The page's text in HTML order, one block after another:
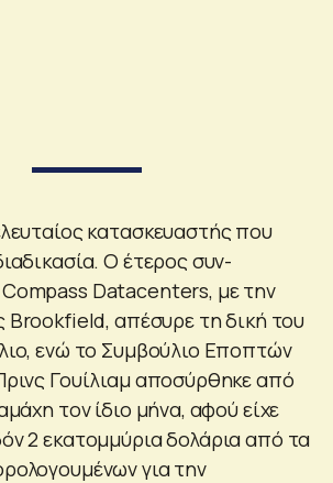
κατασκευαστής που
Ο έτερος συν-
Datacenters, με την
Brookfield, απέσυρε τη δική του
ενώ το Συμβούλιο Εποπτών
Γουίλιαμ αποσύρθηκε από
τον ίδιο μήνα, αφού είχε
2 εκατομμύρια δολάρια από τα
για την